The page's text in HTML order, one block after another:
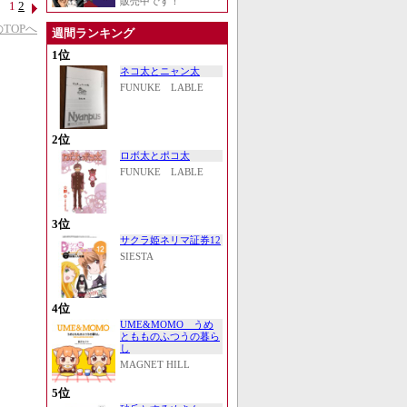
1 2
へ
週間ランキング
1位
ネコ太とニャン太
FUNUKE LABLE
2位
ロボ太とポコ太
FUNUKE LABLE
3位
サクラ姫ネリマ証券12
SIESTA
4位
UME&MOMO うめ
ともものふつうの暮ら
し
MAGNET HILL
5位